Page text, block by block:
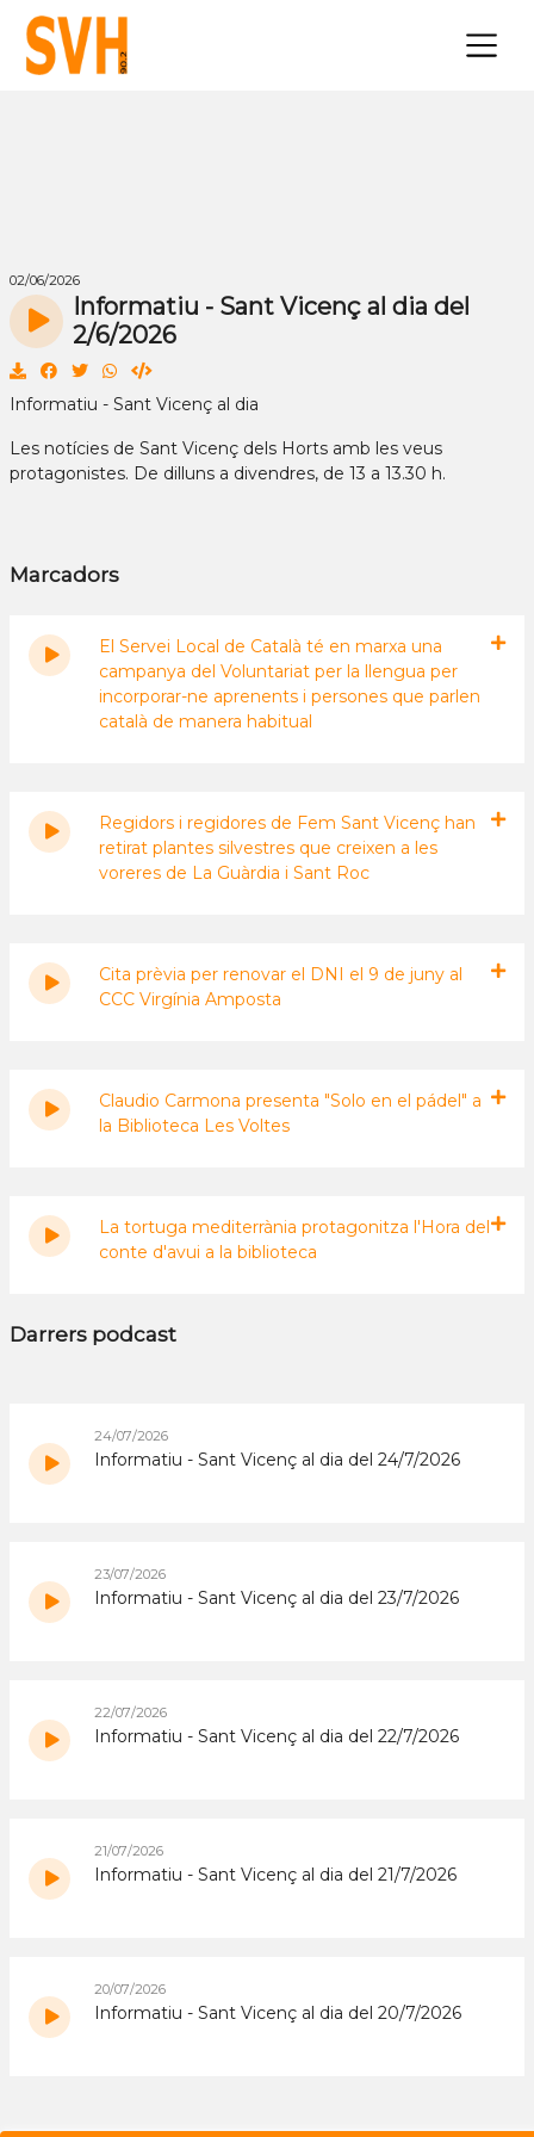
×
02/06/2026
Informatiu - Sant Vicenç al dia del
2/6/2026
Informatiu - Sant Vicenç al dia
Les notícies de Sant Vicenç dels Horts amb les veus
protagonistes. De dilluns a divendres, de 13 a 13.30 h.
Marcadors
El Servei Local de Català té en marxa una
campanya del Voluntariat per la llengua per
incorporar-ne aprenents i persones que parlen
català de manera habitual
Regidors i regidores de Fem Sant Vicenç han
retirat plantes silvestres que creixen a les
voreres de La Guàrdia i Sant Roc
Cita prèvia per renovar el DNI el 9 de juny al
CCC Virgínia Amposta
Claudio Carmona presenta "Solo en el pádel" a
la Biblioteca Les Voltes
La tortuga mediterrània protagonitza l'Hora del
conte d'avui a la biblioteca
Darrers podcast
24/07/2026
Informatiu - Sant Vicenç al dia del 24/7/2026
23/07/2026
Informatiu - Sant Vicenç al dia del 23/7/2026
22/07/2026
Informatiu - Sant Vicenç al dia del 22/7/2026
21/07/2026
Informatiu - Sant Vicenç al dia del 21/7/2026
20/07/2026
Informatiu - Sant Vicenç al dia del 20/7/2026